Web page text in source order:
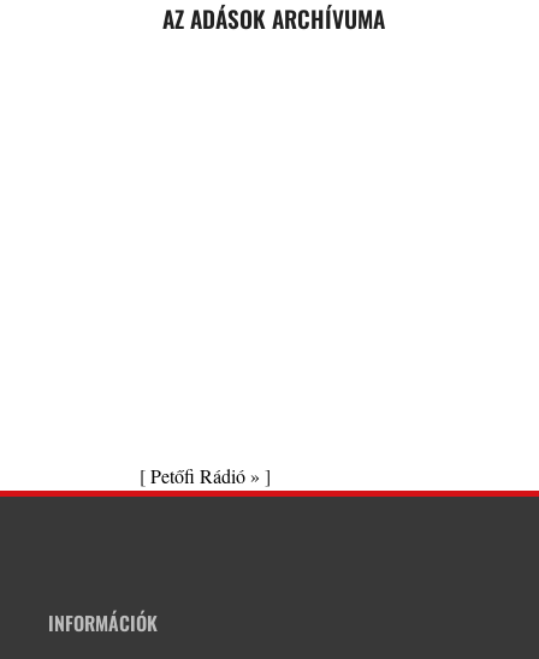
AZ ADÁSOK ARCHÍVUMA
[Petőfi Rádió » ]
INFORMÁCIÓK